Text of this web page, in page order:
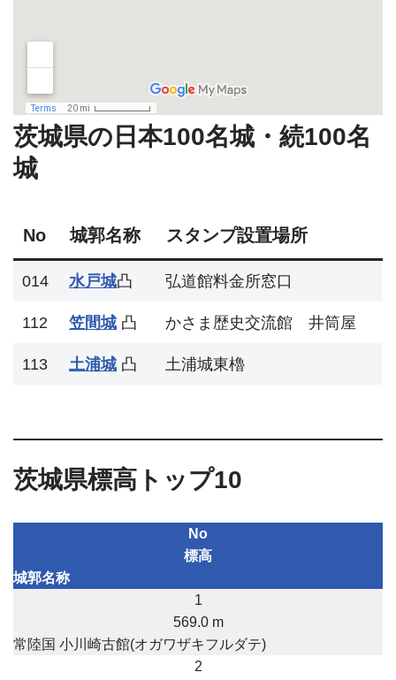
茨城県の日本100名城・続100名
城
No 城郭名称 スタンプ設置場所
014 水戸城凸 弘道館料金所窓口
112 笠間城 凸 かさま歴史交流館 井筒屋
113 土浦城 凸 土浦城東櫓
茨城県標高トップ10
No
標高
城郭名称
1
569.0 m
常陸国 小川崎古館(オガワザキフルダテ)
2